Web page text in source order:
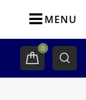
MENU
0